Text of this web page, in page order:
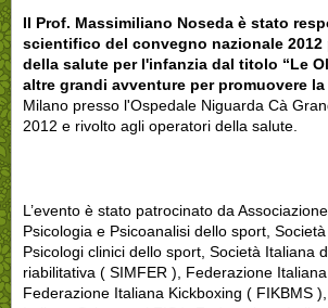
Il Prof. Massimiliano Noseda è stato
scientifico del convegno nazionale 2012
della salute per l'infanzia dal titolo “Le
altre grandi avventure per promuovere la
Milano presso l'Ospedale Niguarda Cà
2012 e rivolto agli operatori della salute.
L’evento è stato patrocinato da
Psicologia e Psicoanalisi dello sport,
Psicologi clinici dello sport, Società Italiana
riabilitativa ( SIMFER ), Federazione
Federazione Italiana Kickboxing ( FIKBMS